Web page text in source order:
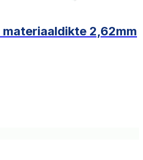
materiaaldikte 2,62mm